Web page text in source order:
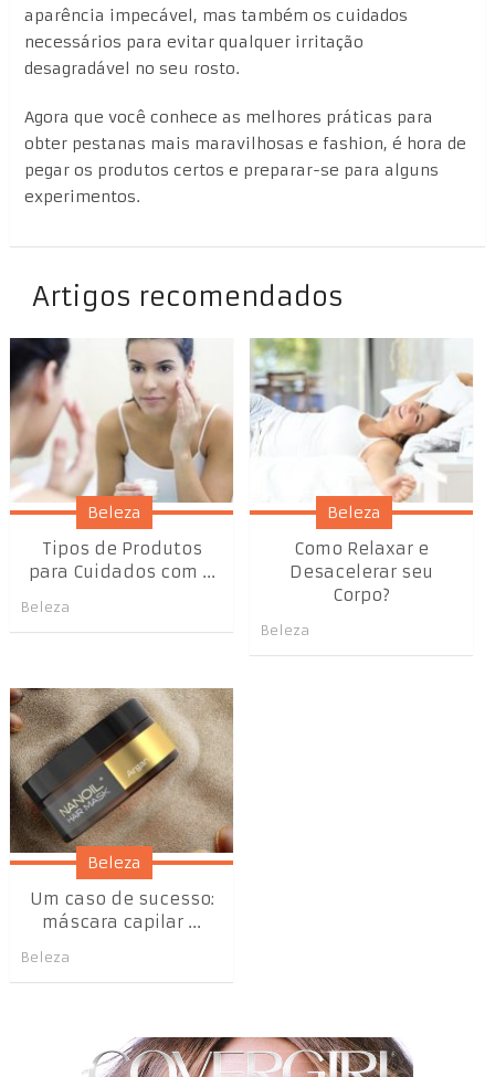
aparência impecável, mas também os cuidados
necessários para evitar qualquer irritação
desagradável no seu rosto.
Agora que você conhece as melhores práticas para
obter pestanas mais maravilhosas e fashion, é hora de
pegar os produtos certos e preparar-se para alguns
experimentos.
Artigos recomendados
Beleza
Tipos de Produtos
para Cuidados com ...
Beleza
Beleza
Como Relaxar e
Desacelerar seu
Corpo?
Beleza
Beleza
Um caso de sucesso:
máscara capilar ...
Beleza